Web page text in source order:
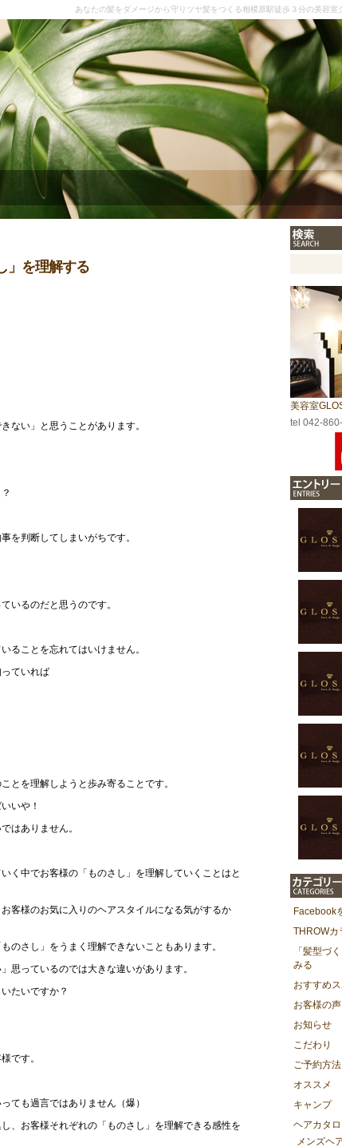
あなたの髪をダメージから守りツヤ髪をつくる相模原駅徒歩３分の美容室
」を理解する
ない」と思うことがあります。
を判断してしまいがちです。
いるのだと思うのです。
ることを忘れてはいけません。
ていれば
とを理解しようと歩み寄ることです。
いや！
はありません。
く中でお客様の「ものさし」を理解していくことはと
客様のお気に入りのヘアスタイルになる気がするか
のさし」をうまく理解できないこともあります。
思っているのでは大きな違いがあります。
たいですか？
です。
ても過言ではありません（爆）
、お客様それぞれの「ものさし」を理解できる感性を
美容室
tel 042-
Facebook
THROWカ
「髪型づ
みる
おすすめ
お客様の声
お知らせ
こだわり
ご予約方法
オススメ
キャンプ
ヘアカタ
メンズヘ